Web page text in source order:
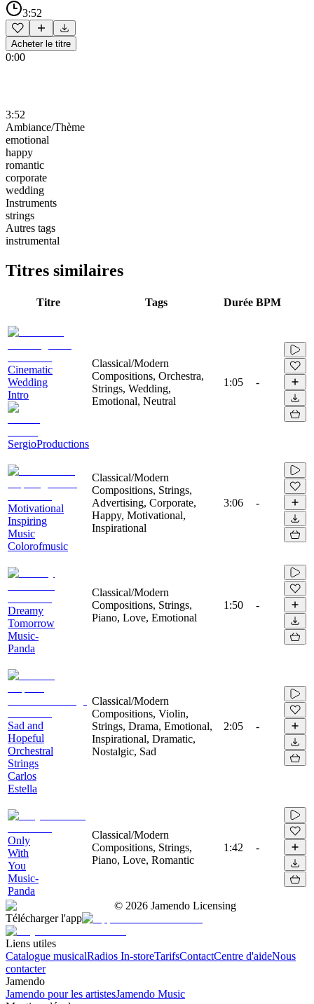
3:52
Acheter le titre
0:00
3:52
Ambiance/Thème
emotional
happy
romantic
corporate
wedding
Instruments
strings
Autres tags
instrumental
Titres similaires
Titre Tags Durée BPM
Cinematic
Wedding
Intro
SergioProductions
Classical/Modern
Compositions, Orchestra,
Strings, Wedding,
Emotional, Neutral
1:05 -
Motivational
Inspiring
Music
Colorofmusic
Classical/Modern
Compositions, Strings,
Advertising, Corporate,
Happy, Motivational,
Inspirational
3:06 -
Dreamy
Tomorrow
Music-
Panda
Classical/Modern
Compositions, Strings,
Piano, Love, Emotional
1:50 -
Sad and
Hopeful
Orchestral
Strings
Carlos
Estella
Classical/Modern
Compositions, Violin,
Strings, Drama, Emotional,
Inspirational, Dramatic,
Nostalgic, Sad
2:05 -
Only
With
You
Music-
Panda
Classical/Modern
Compositions, Strings,
Piano, Love, Romantic
1:42 -
© 2026 Jamendo Licensing
Télécharger l'app
Liens utiles
Catalogue musicalRadios In-storeTarifsContactCentre d'aideNous
contacter
Jamendo
Jamendo pour les artistesJamendo Music